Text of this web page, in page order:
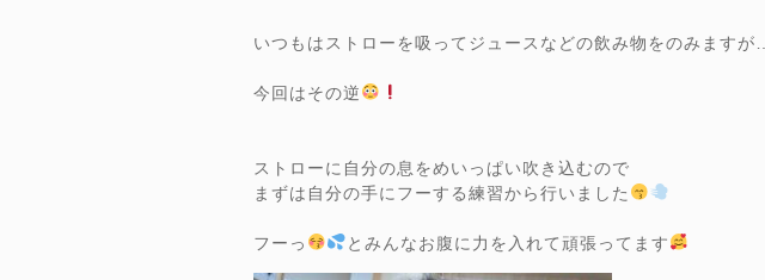
いつもはストローを吸ってジュースなどの飲み物をのみますが…
今回はその逆
ストローに自分の息をめいっぱい吹き込むので
まずは自分の手にフーする練習から行いました
フーっ とみんなお腹に力を入れて頑張ってます